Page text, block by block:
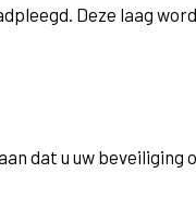
Deze laag
dat u uw beveiliging